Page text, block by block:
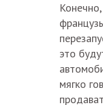
это
мягко